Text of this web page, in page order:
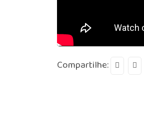
Compartilhe: